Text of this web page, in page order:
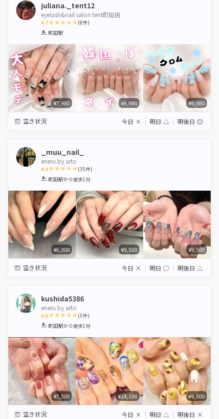
juliana._tent12
eyelash&nail salon tent町田店
4.7
1 2 3
(8件)
町田駅
¥7,980 ¥8,980 ¥9,980
空き状況 今日 × 明日 △ 明後日 ◎
_muu_nail_
eneru by arto
4.9
1 2 3 4 5
(35件)
町田駅から徒歩1分
¥6,000 ¥9,500 ¥9,500
空き状況 今日 × 明日 ◯ 明後日 △
kushida5386
eneru by arto
4.8
1 2 3 4 5
(5件)
町田駅から徒歩1分
¥7,500 ¥24,100 ¥9,500
空き状況 今日 × 明日 △ 明後日 ×